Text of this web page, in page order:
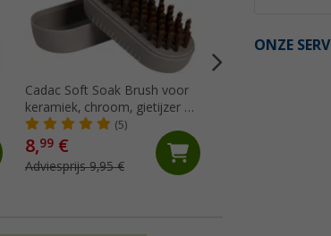
ONZE
Cadac Soft Soak Brush voor
keramiek, chroom, gietijzer en
geëmailleerde oppervlakken
12 cm
(5)
8,99 €
Adviesprijs 9,95 €